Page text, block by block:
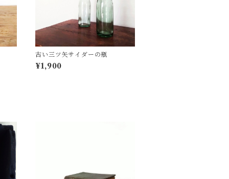
古い三ツ矢サイダーの瓶
¥1,900